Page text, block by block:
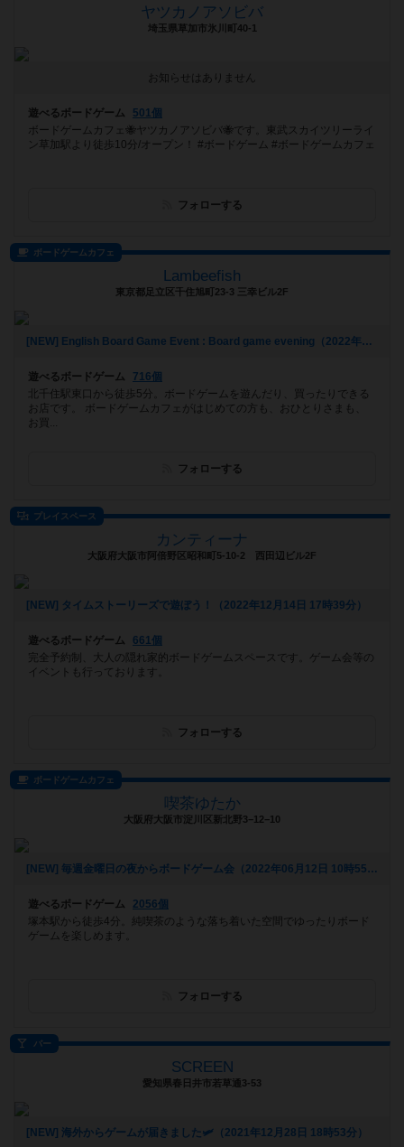
ヤツカノアソビバ
埼玉県草加市氷川町40-1
お知らせはありません
遊べるボードゲーム
501個
ボードゲームカフェ🐝ヤツカノアソビバ🐝です。東武スカイツリーライ
ン草加駅より徒歩10分/オープン！ #ボードゲーム #ボードゲームカフェ
フォローする
ボードゲームカフェ
Lambeefish
東京都足立区千住旭町23-3 三幸ビル2F
[NEW] English Board Game Event : Board game evening（2022年12月26日 19時41分）
遊べるボードゲーム
716個
北千住駅東口から徒歩5分。ボードゲームを遊んだり、買ったりできる
お店です。 ボードゲームカフェがはじめての方も、おひとりさまも、
お買...
フォローする
プレイスペース
カンティーナ
大阪府大阪市阿倍野区昭和町5-10-2 西田辺ビル2F
[NEW] タイムストーリーズで遊ぼう！（2022年12月14日 17時39分）
遊べるボードゲーム
661個
完全予約制、大人の隠れ家的ボードゲームスペースです。ゲーム会等の
イベントも行っております。
フォローする
ボードゲームカフェ
喫茶ゆたか
大阪府大阪市淀川区新北野3−12−10
[NEW] 毎週金曜日の夜からボードゲーム会（2022年06月12日 10時55分）
遊べるボードゲーム
2056個
塚本駅から徒歩4分。純喫茶のような落ち着いた空間でゆったりボード
ゲームを楽しめます。
フォローする
バー
SCREEN
愛知県春日井市若草通3-53
[NEW] 海外からゲームが届きました🛩（2021年12月28日 18時53分）